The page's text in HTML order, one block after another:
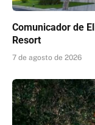
Comunicador de
Resort
7 de agosto de 2026